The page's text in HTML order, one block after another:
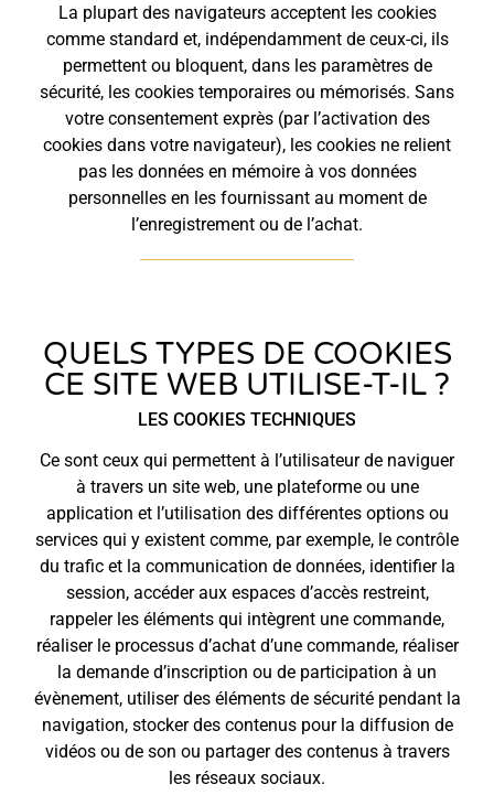
La plupart des navigateurs acceptent les cookies
comme standard et, indépendamment de ceux-ci, ils
permettent ou bloquent, dans les paramètres de
sécurité, les cookies temporaires ou mémorisés. Sans
votre consentement exprès (par l’activation des
cookies dans votre navigateur), les cookies ne relient
pas les données en mémoire à vos données
personnelles en les fournissant au moment de
l’enregistrement ou de l’achat.
QUELS TYPES DE COOKIES
CE SITE WEB UTILISE-T-IL ?
LES COOKIES TECHNIQUES
Ce sont ceux qui permettent à l’utilisateur de naviguer
à travers un site web, une plateforme ou une
application et l’utilisation des différentes options ou
services qui y existent comme, par exemple, le contrôle
du trafic et la communication de données, identifier la
session, accéder aux espaces d’accès restreint,
rappeler les éléments qui intègrent une commande,
réaliser le processus d’achat d’une commande, réaliser
la demande d’inscription ou de participation à un
évènement, utiliser des éléments de sécurité pendant la
navigation, stocker des contenus pour la diffusion de
vidéos ou de son ou partager des contenus à travers
les réseaux sociaux.